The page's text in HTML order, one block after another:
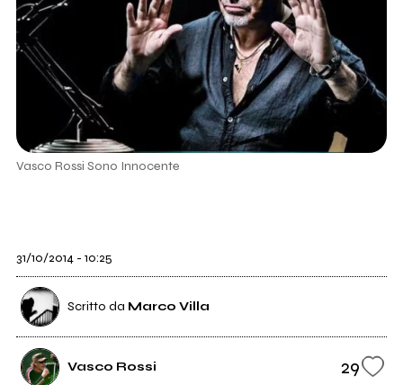
Vasco Rossi Sono Innocente
31/10/2014 - 10:25
Scritto da Marco Villa
Vasco Rossi 29